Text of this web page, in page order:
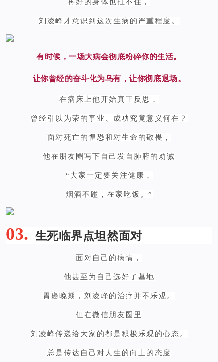
再好的身体也扛不住，
刘凌峰才意识到这次生病的严重程度。
有时候，一场大病会彻底粉碎你的生活。
让你曾经的奋斗化为乌有，让你彻底退场。
在病床上他开始真正反思，
曾经引以为荣的事业、成功究竟意义何在？
面对死亡的惶恐和对生命的敬畏，
他在朋友圈写下自己发自肺腑的劝诫
“大家一定要关注健康，
烟酒不碰，在家吃饭。”
03. 生死临界点坦然面对
面对自己的病情，
他甚至为自己选好了墓地
胃癌晚期，刘凌峰的治疗并不乐观。
但在微信朋友圈里
刘凌峰传递给大家的都是积极乐观的心态。
总是传达自己对人生的向上的态度